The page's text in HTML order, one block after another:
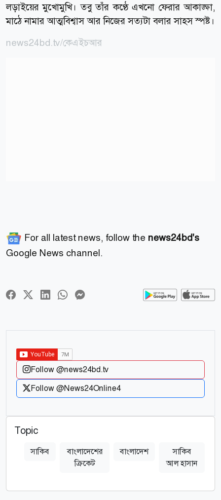
লড়াইয়ের মুখোমুখি। তবু তাঁর কণ্ঠে এখনো ফেরার আকাঙ্ক্ষা,
মাঠে নামার আত্মবিশ্বাস আর নিজের সত্যটা বলার সাহস স্পষ্ট।
news24bd.tv/কেএইচআর
For all latest news, follow the news24bd's
Google News channel.
Follow @news24bd.tv
Follow @News24Online4
Topic
সাকিব
বাংলাদেশের
ক্রিকেট
বাংলাদেশ
সাকিব
আল হাসান